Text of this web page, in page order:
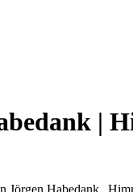
|
Jörgen Habedank